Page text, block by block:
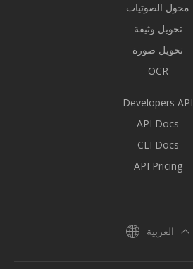
محول الصوتيات
تحويل وثيقة
تحويل صورة
OCR
Developers API
API Docs
CLI Docs
API Pricing
العربية